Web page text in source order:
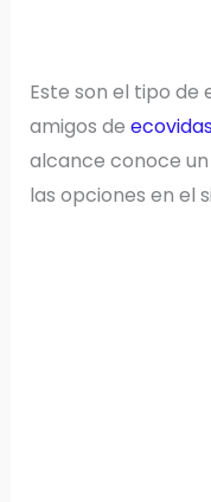
Este son el tipo
amigos de
alcance conoce
las opciones en el